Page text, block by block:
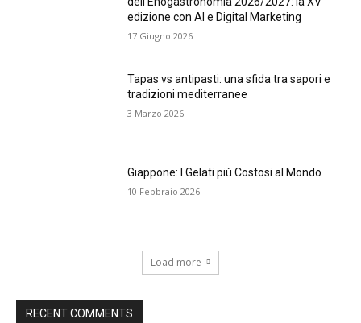
edizione con AI e Digital Marketing
17 Giugno 2026
Tapas vs antipasti: una sfida tra sapori e
tradizioni mediterranee
3 Marzo 2026
Giappone: I Gelati più Costosi al Mondo
10 Febbraio 2026
Load more
RECENT COMMENTS